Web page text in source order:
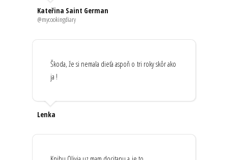
Kateřina Saint German
@mycookingdiary
Škoda, že si nemala dieťa aspoň o tri roky skôr ako
ja !
Lenka